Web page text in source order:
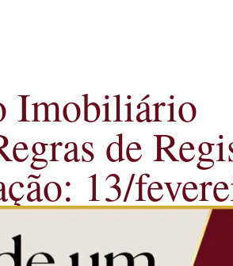
Imobiliário
de
13/